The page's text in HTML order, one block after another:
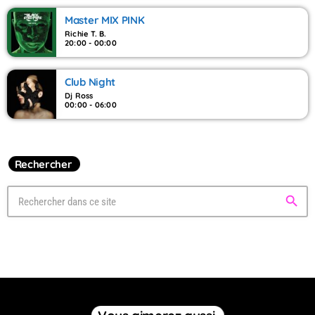
Master MIX PINK
Richie T. B.
20:00 - 00:00
Club Night
Dj Ross
00:00 - 06:00
Rechercher
search